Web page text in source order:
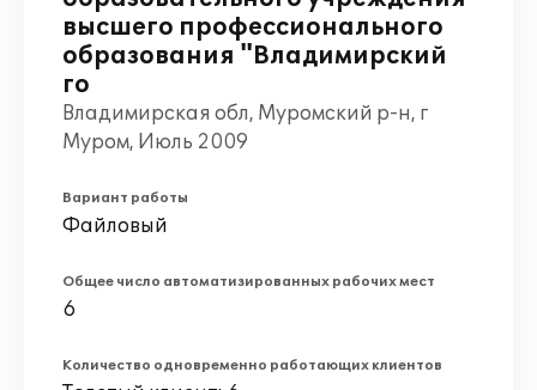
высшего профессионального
образования "Владимирский
го
Владимирская обл, Муромский р-н, г
Муром, Июль 2009
Вариант работы
Файловый
Общее число автоматизированных рабочих мест
6
Количество одновременно работающих клиентов